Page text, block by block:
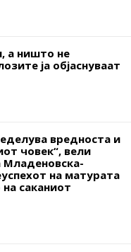
а ништо не
ја објаснуваат
вредноста и
човек“, вели
Младеновска-
на матурата
саканиот